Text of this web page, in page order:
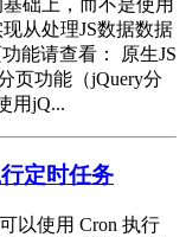
从处理JS数据数据
能请查看： 原生JS
页功能（jQuery分
用jQ...
定时任务
以使用 Cron 执行